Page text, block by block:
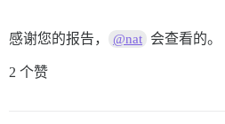
感谢您的报告， @nat 会查看的。
2 个赞